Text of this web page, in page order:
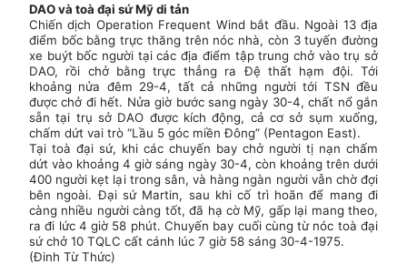
DAO và toà đại sứ Mỹ di tản
Chiến dịch Operation Frequent Wind bắt đầu. Ngoài 13 địa
điểm bốc bằng trực thăng trên nóc nhà, còn 3 tuyến đường
xe buýt bốc người tại các địa điểm tập trung chở vào trụ sở
DAO, rồi chở bằng trực thẳng ra Đệ thất hạm đội. Tới
khoảng nửa đêm 29-4, tất cả những người tới TSN đều
được chở đi hết. Nửa giờ bước sang ngày 30-4, chất nổ gắn
sẵn tại trụ sở DAO được kích động, cả cơ sở sụm xuống,
chấm dứt vai trò “Lầu 5 góc miền Đông” (Pentagon East).
Tại toà đại sứ, khi các chuyến bay chở người tị nạn chấm
dứt vào khoảng 4 giờ sáng ngày 30-4, còn khoảng trên dưới
400 người kẹt lại trong sân, và hàng ngàn người vẫn chờ đợi
bên ngoài. Đại sứ Martin, sau khi cố trì hoãn để mang đi
càng nhiều người càng tốt, đã hạ cờ Mỹ, gấp lại mang theo,
ra đi lức 4 giờ 58 phút. Chuyến bay cuối cùng từ nóc toà đại
sứ chở 10 TQLC cất cánh lúc 7 giờ 58 sáng 30-4-1975.
(Đinh Từ Thức)